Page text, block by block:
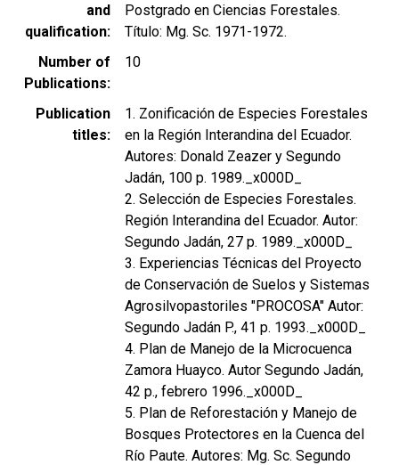
and
qualification
Postgrado en Ciencias Forestales.
Título: Mg. Sc. 1971-1972.
Number of
Publications
10
Publication
titles
1. Zonificación de Especies Forestales
en la Región Interandina del Ecuador.
Autores: Donald Zeazer y Segundo
Jadán, 100 p. 1989._x000D_
2. Selección de Especies Forestales.
Región Interandina del Ecuador. Autor:
Segundo Jadán, 27 p. 1989._x000D_
3. Experiencias Técnicas del Proyecto
de Conservación de Suelos y Sistemas
Agrosilvopastoriles "PROCOSA" Autor:
Segundo Jadán P., 41 p. 1993._x000D_
4. Plan de Manejo de la Microcuenca
Zamora Huayco. Autor Segundo Jadán,
42 p., febrero 1996._x000D_
5. Plan de Reforestación y Manejo de
Bosques Protectores en la Cuenca del
Río Paute. Autores: Mg. Sc. Segundo